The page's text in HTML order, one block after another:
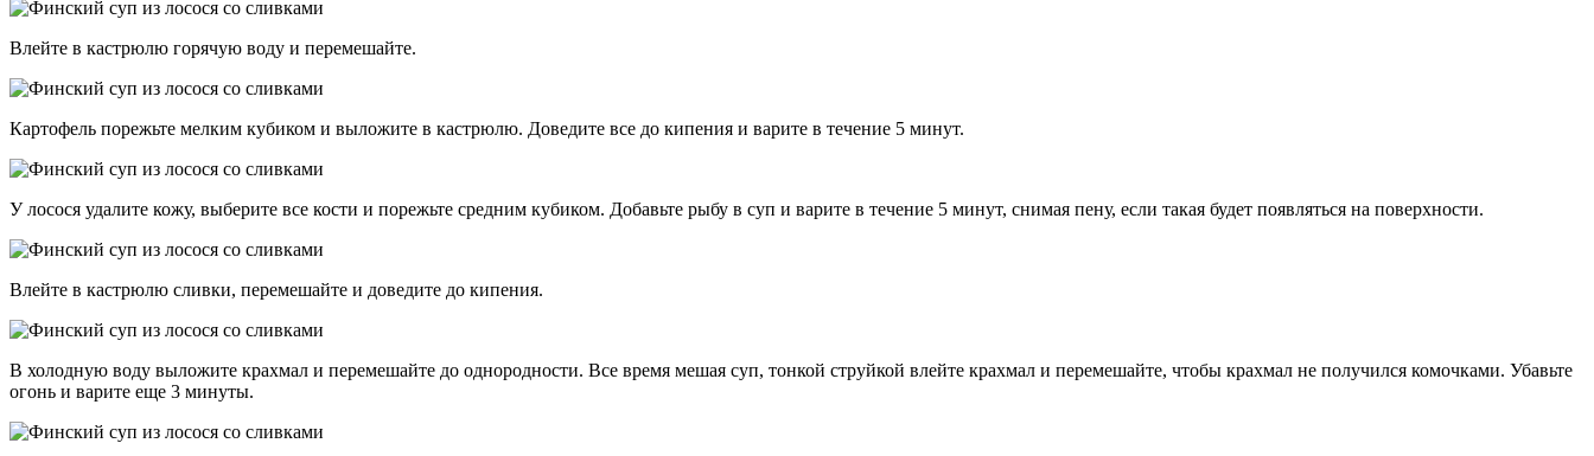
Влейте в кастрюлю горячую воду и перемешайте.
Картофель порежьте мелким кубиком и выложите в кастрюлю. Доведите все до кипения и варите в течение 5 минут.
У лосося удалите кожу, выберите все кости и порежьте средним кубиком. Добавьте рыбу в суп и варите в течение 5 минут, снимая пену, если такая будет появляться на поверхности.
Влейте в кастрюлю сливки, перемешайте и доведите до кипения.
В холодную воду выложите крахмал и перемешайте до однородности. Все время мешая суп, тонкой струйкой влейте крахмал и перемешайте, чтобы крахмал не получился комочками. Убавьте
огонь и варите еще 3 минуты.